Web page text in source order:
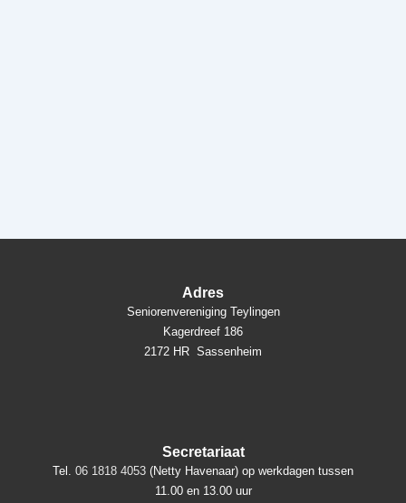
Adres
Seniorenvereniging Teylingen
Kagerdreef 186
2172 HR Sassenheim
Secretariaat
Tel. 06 1818 4053 (Netty Havenaar) op werkdagen tussen
11.00 en 13.00 uur